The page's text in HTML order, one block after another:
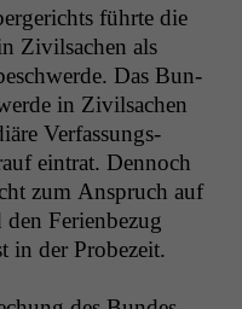
führte die
Zivil­sachen als
Das Bun­
in Zivil­sachen
Ver­fas­sungs­
ein­trat. Den­noch
zum Anspruch auf
Ferien­bezug
in der Probezeit.